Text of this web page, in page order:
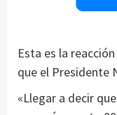
Esta es la
que el Presidente
«Llegar a decir